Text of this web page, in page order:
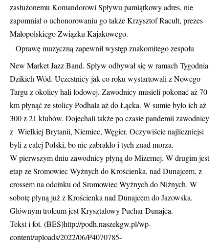
zasłużonemu Komandorowi Spływu pamiątkowy adres, nie
zapomniał o uchonorowaniu go także Krzysztof Racułt, prezes
Małopolskiego Związku Kajakowego.
Oprawę muzyczną zapewnił występ znakomitego zespołu
New Market Jazz Band. Spływ odbywał się w ramach Tygodnia
Dzikich Wód. Uczestnicy jak co roku wystartowali z Nowego
Targu z okolicy hali lodowej. Zawodnicy musieli pokonać aż 70
km płynąć ze stolicy Podhala aż do Łącka. W sumie było ich aż
300 z 21 klubów. Dojechali także po czasie pandemii zawodnicy
z Wielkiej Brytanii, Niemiec, Węgier. Oczywiście najliczniejsi
byli z całej Polski, bo nie zabrakło i tych znad morza.
W pierwszym dniu zawodnicy płyną do Mizernej. W drugim jest
etap ze Sromowiec Wyżnych do Krościenka, nad Dunajcem, z
crossem na odcinku od Sromowiec Wyżnych do Niżnych. W
sobotę płyną już z Krościenka nad Dunajcem do Jazowska.
Głównym trofeum jest Kryształowy Puchar Dunajca.
Tekst i fot. (BES)http://podh.naszekgw.pl/wp-
content/uploads/2022/06/P4070785-